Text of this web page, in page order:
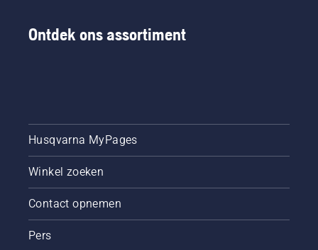
Ontdek ons assortiment
Husqvarna MyPages
Winkel zoeken
Contact opnemen
Pers